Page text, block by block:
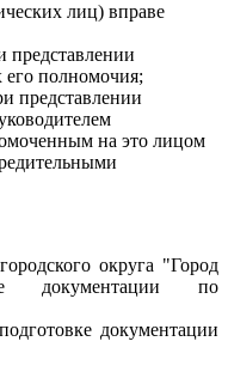
лиц) вправе
представлении
полномочия;
представлении
на это лицом
округа "Город
документации по
документации